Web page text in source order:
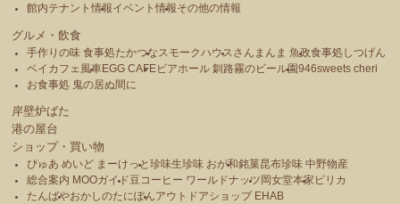
館内テナント情報イベント情報その他の情報
グルメ・飲食
手作りの味 食事処たかつな スモークハウス さんまんま 魚政食事処しつげん
ベイカフェ風車EGG CAFEビアホール 釧路霧のビール園946sweets cheri
お食事処 鬼の居ぬ間に
岸壁炉ばた
港の屋台
ショップ・買い物
ぴゅあ めいど まーけっと珍味生珍味 おが和銘菓昆布珍味 中野物産
総合案内 MOOガイド豆コーヒー ワールドナッツ 岡女堂本家 ピリカ
たんばやおかしのたにぽんアウトドアショップ EHAB